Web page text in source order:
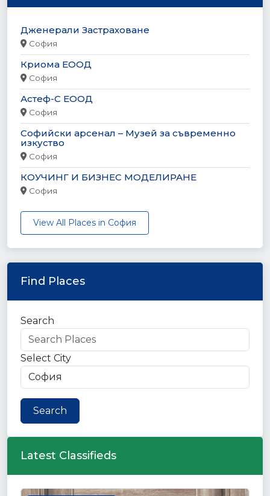
Дженерали Застраховане
София
Криома ЕООД
София
Астеф-С ЕООД
София
Софийски арсенал – Музей за съвременно
изкуство
София
КОУЧИНГ И БИЗНЕС МОДЕЛИРАНЕ
София
View All Places in София
Find Places
Search
Select City
Search
Latest Classifieds